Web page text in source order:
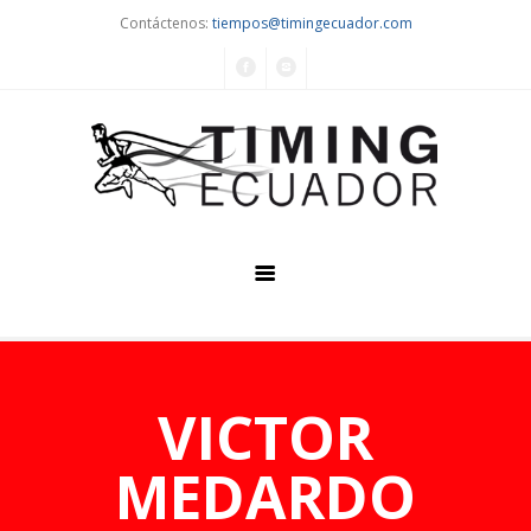
Contáctenos: tiempos@timingecuador.com
Servicios
Eventos
VICTOR
MEDARDO